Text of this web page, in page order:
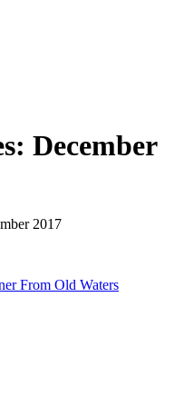
December
2017
From Old Waters